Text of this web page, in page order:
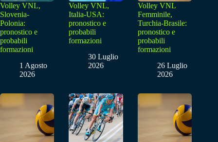
Volley VNL,
Slovenia-
Polonia:
pronostico e
probabili
formazioni
1 Agosto
2026
Volley VNL,
Italia-USA:
pronostico e
probabili
formazioni
30 Luglio
2026
Volley VNL
Femminile,
Turchia-Brasile:
pronostico e
probabili
formazioni
26 Luglio
2026